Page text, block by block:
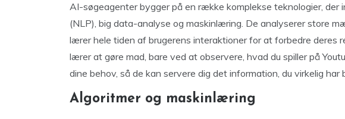
AI-søgeagenter bygger på en række komplekse teknologier, der
(NLP), big data-analyse og maskinlæring. De analyserer store
lærer hele tiden af brugerens interaktioner for at forbedre deres
lærer at gøre mad, bare ved at observere, hvad du spiller på
dine behov, så de kan servere dig det information, du virkelig har
Algoritmer og maskinlæring